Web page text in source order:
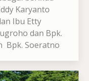
Karyanto
Ibu Etty
dan Bpk.
Bpk. Soeratno